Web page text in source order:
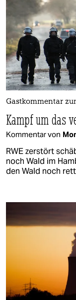
Gastkommentar
Kampf um das
Kommentar von
RWE zerstört
noch Wald im
den Wald noch